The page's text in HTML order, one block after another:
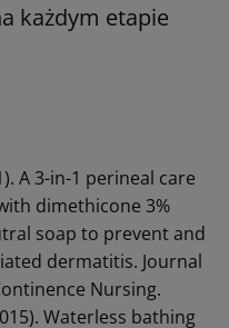
każdym etapie
A 3-in-1 perineal care
dimethicone 3%
soap to prevent and
dermatitis. Journal
Nursing.
Waterless bathing